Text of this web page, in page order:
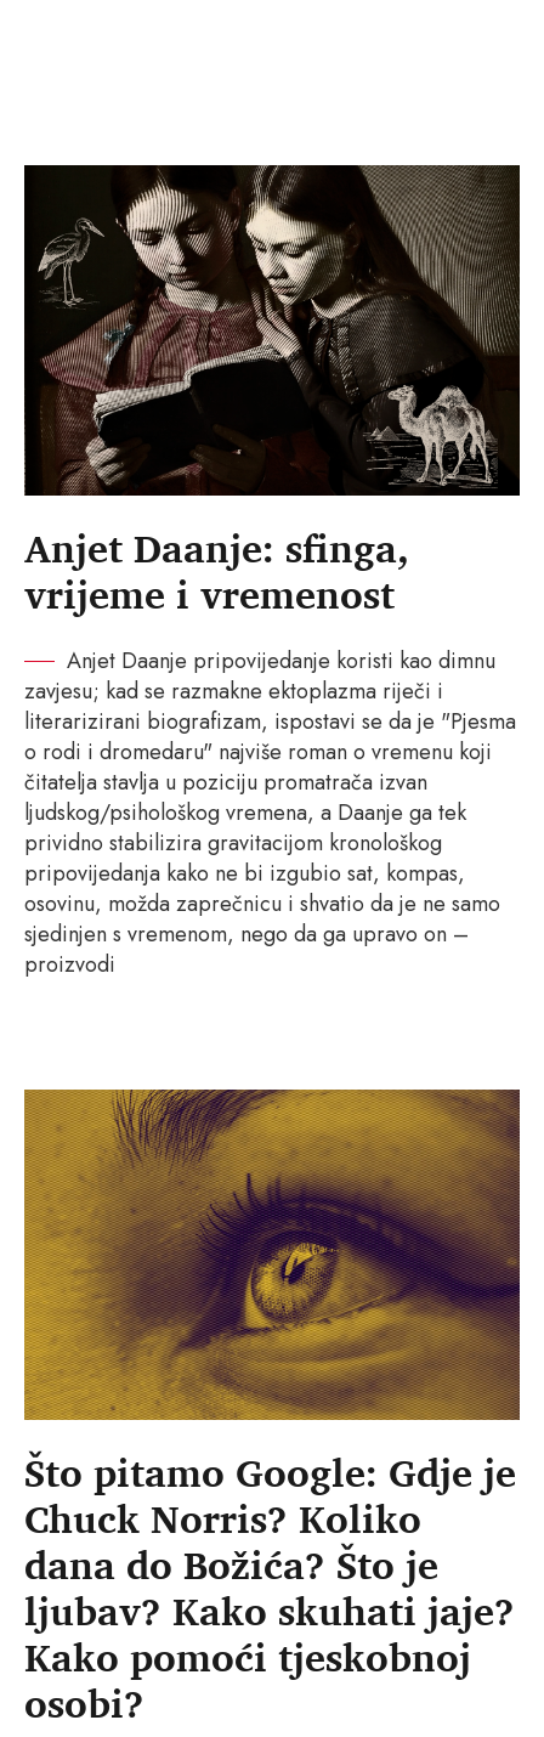
Anjet Daanje: sfinga,
vrijeme i vremenost
Anjet Daanje pripovijedanje koristi kao dimnu
zavjesu; kad se razmakne ektoplazma riječi i
literarizirani biografizam, ispostavi se da je "Pjesma
o rodi i dromedaru" najviše roman o vremenu koji
čitatelja stavlja u poziciju promatrača izvan
ljudskog/psihološkog vremena, a Daanje ga tek
prividno stabilizira gravitacijom kronološkog
pripovijedanja kako ne bi izgubio sat, kompas,
osovinu, možda zaprečnicu i shvatio da je ne samo
sjedinjen s vremenom, nego da ga upravo on –
proizvodi
Što pitamo Google: Gdje je
Chuck Norris? Koliko
dana do Božića? Što je
ljubav? Kako skuhati jaje?
Kako pomoći tjeskobnoj
osobi?